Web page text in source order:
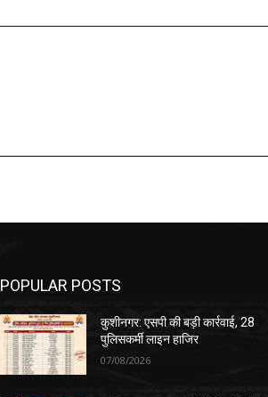
POPULAR POSTS
कुशीनगर: एसपी की बड़ी कार्रवाई, 28
पुलिसकर्मी लाइन हाजिर
07/08/2026